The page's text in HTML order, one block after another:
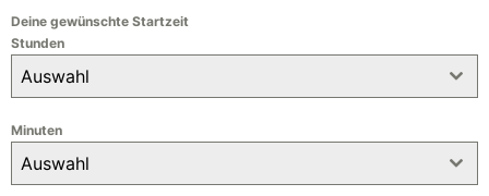
Deine gewünschte Startzeit
Stunden
Auswahl
Minuten
Auswahl